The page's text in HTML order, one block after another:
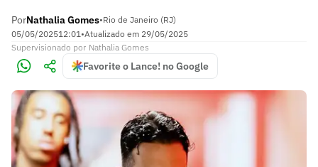
PorNathalia Gomes•Rio de Janeiro (RJ)
05/05/202512:01•Atualizado em 29/05/2025
Supervisionado por Nathalia Gomes
Favorite o Lance! no Google